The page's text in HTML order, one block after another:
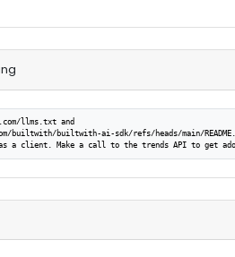
llms.txt and
builtwith/builtwith-ai-sdk/refs/heads/main/
a client. Make a call to the trends API to get